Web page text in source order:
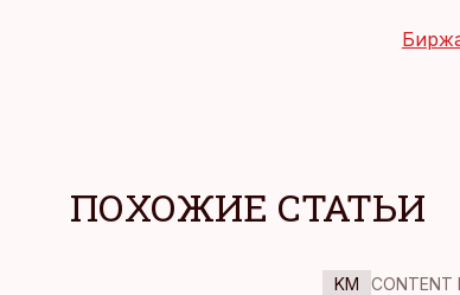
ПОХОЖИЕ СТАТЬИ
KM CONTENT